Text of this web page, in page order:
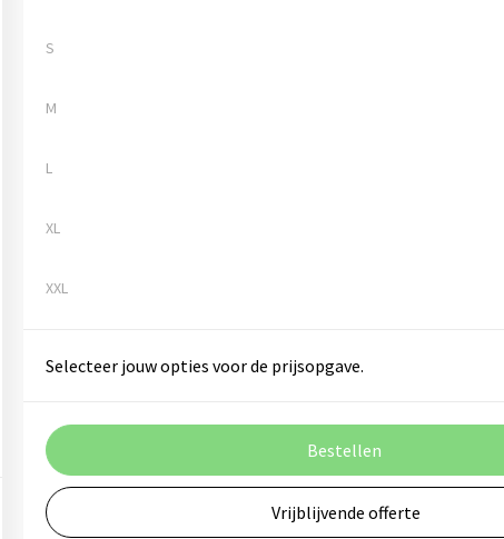
S
M
L
XL
XXL
Selecteer jouw opties voor de prijsopgave.
Bestellen
Vrijblijvende offerte